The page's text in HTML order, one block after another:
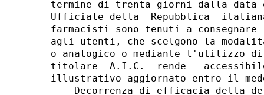
termine di trenta giorni dalla data
Ufficiale della  Repubblica
farmacisti sono tenuti a
agli utenti, che scelgono la
o analogico o mediante
titolare  A.I.C.  rende
illustrativo aggiornato entro il
Decorrenza di efficacia della